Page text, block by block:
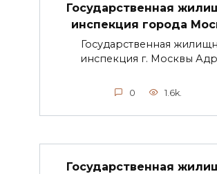
Государственная
инспекция города
Государственная
инспекция г. Москвы
0 1.6k.
Государственная